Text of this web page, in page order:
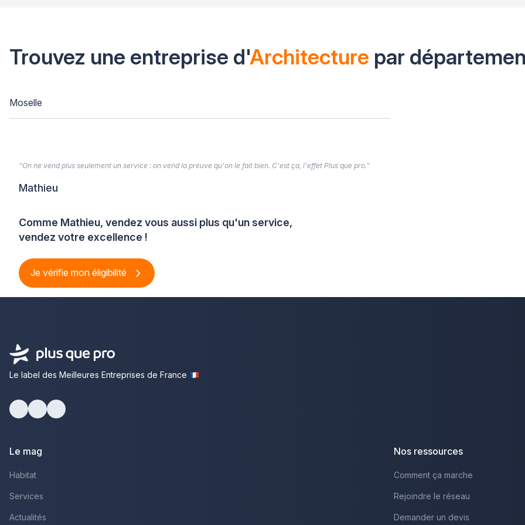
Trouvez une entreprise d'Architecture par
Moselle
Comme Mathieu, vendez vous aussi plus qu'un service,
vendez votre excellence !
Je vérifie mon éligibilité
“On ne vend plus seulement un service : on vend la preuve qu'on le fait bien. C'est ça, l'effet Plus que pro.”
Mathieu
Le label des Meilleures Entreprises de France
Le mag
Habitat
Services
Actualités
Nos ressources
Comment ça marche
Rejoindre le réseau
Demander un devis